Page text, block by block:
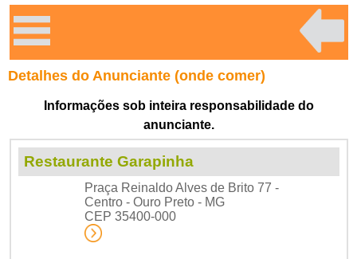
Detalhes do Anunciante (onde comer)
Informações sob inteira responsabilidade do
anunciante.
Restaurante Garapinha
Praça Reinaldo Alves de Brito 77 -
Centro - Ouro Preto - MG
CEP 35400-000